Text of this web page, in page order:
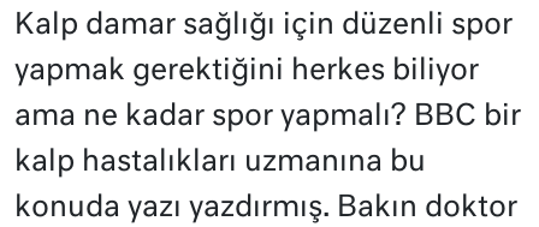
Kalp damar sağlığı için düzenli spor
yapmak gerektiğini herkes biliyor
ama ne kadar spor yapmalı? BBC bir
kalp hastalıkları uzmanına bu
konuda yazı yazdırmış. Bakın doktor